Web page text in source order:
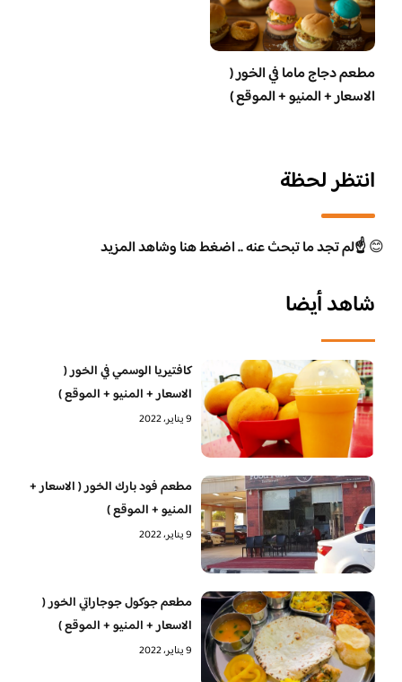
مطعم دجاج ماما في الخور (
الاسعار + المنيو + الموقع )
انتظر لحظة
😊☝️لم تجد ما تبحث عنه .. اضغط هنا وشاهد المزيد
شاهد أيضا
كافتيريا الوسمي في الخور (
الاسعار + المنيو + الموقع )
9 يناير، 2022
مطعم فود بارك الخور ( الاسعار +
المنيو + الموقع )
9 يناير، 2022
مطعم جوكول جوجاراتي الخور (
الاسعار + المنيو + الموقع )
9 يناير، 2022